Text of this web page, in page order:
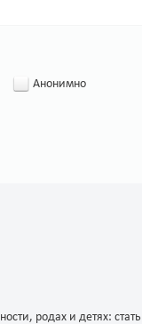
Анонимно
родах и детях: